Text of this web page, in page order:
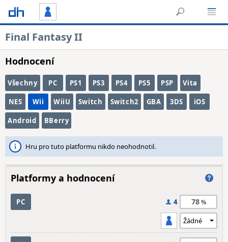
Final Fantasy II
Hodnocení
Všechny PC PS1 PS3 PS4 PS5 PSP Vita
NES Wii WiiU Switch Switch2 GBA 3DS iOS
Android BBerry
Hru pro tuto platformu nikdo neohodnotil.
Platformy a hodnocení
PC 4 78